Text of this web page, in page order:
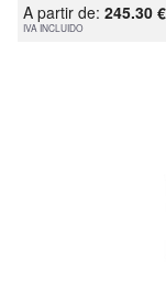
A partir de: 245.30 €
IVA INCLUIDO